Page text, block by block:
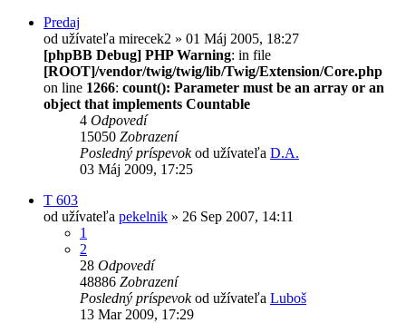
Predaj
od užívateľa mirecek2 » 01 Máj 2005, 18:27
[phpBB Debug] PHP Warning: in file
[ROOT]/vendor/twig/twig/lib/Twig/Extension/Core.php
on line 1266: count(): Parameter must be an array or an
object that implements Countable
4 Odpovedí
15050 Zobrazení
Posledný príspevokod užívateľa D.A.
03 Máj 2009, 17:25
T 603
od užívateľa pekelnik » 26 Sep 2007, 14:11
1
2
28 Odpovedí
48886 Zobrazení
Posledný príspevokod užívateľa Luboš
13 Mar 2009, 17:29